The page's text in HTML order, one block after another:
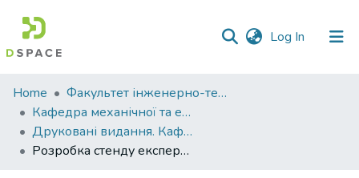
Log In (current)
Communities
&
Collections
All of DSpace
Home
Факультет інженерно-технологічний
Кафедра механічної та електричної інженерії
Друковані видання. Кафедра механічної та електричної інженерії
Розробка стенду експериментального дослідження зносу конічної опори ковзання